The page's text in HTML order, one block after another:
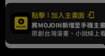
© 2024 gamania
點擊 加入主畫面
將MOJOIN新增至手機主
原創台灣漫畫、小說線上
Cookie，欲瞭解更多資訊請見